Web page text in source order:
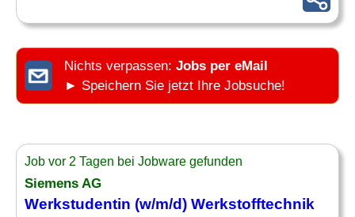
Nichts verpassen: Jobs per eMail
► Speichern Sie jetzt Ihre Jobsuche!
Job vor 2 Tagen bei Jobware gefunden
Siemens AG
Werkstudentin (w/m/d) Werkstofftechnik